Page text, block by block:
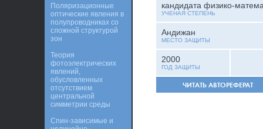
кандидата физико-
УЧЕНАЯ СТЕПЕНЬ
Андижан
МЕСТО ЗАЩИТЫ
2000
ГОД ЗАЩИТЫ
ЧИТАТЬ АВТОРЕФЕРАТ
Поляризационные
оптические явления в
полупроводниках со
сложной структурой
зон
Теория
фотоэлектрических
явлений,
обусловленных
отсутствием
центральной
симметрии среды
Спин-зависимые и